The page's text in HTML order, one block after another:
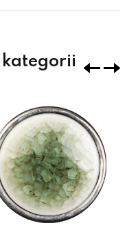
kategorii